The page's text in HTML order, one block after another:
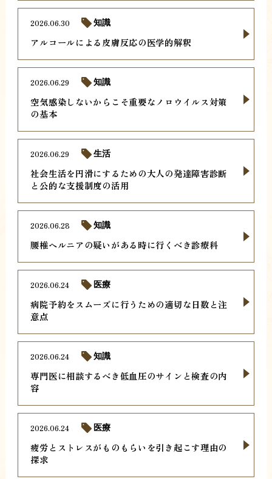
アルコールによる皮膚反応の医学的解釈
2026.06.30 知識
空気感染しないからこそ重要なノロウイルス対策
の基本
2026.06.29 知識
社会生活を円滑にするための大人の発達障害診断
と公的な支援制度の活用
2026.06.29 生活
腰椎ヘルニアの疑いがある時に行くべき診療科
2026.06.28 知識
病院予約をスムーズに行うための適切な日数と注
意点
2026.06.24 医療
専門医に相談するべき低血圧のサインと検査の内
容
2026.06.24 知識
疲労とストレスがものもらいを引き起こす理由の
探求
2026.06.24 医療